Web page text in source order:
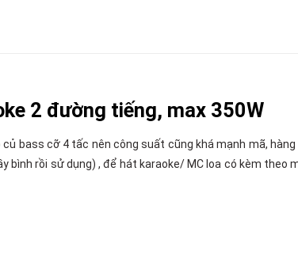
2 đường tiếng, max 350W
bass cỡ 4 tấc nên công suất cũng khá mạnh mã, hàng
bình rồi sử dụng) , để hát karaoke/ MC loa có kèm theo